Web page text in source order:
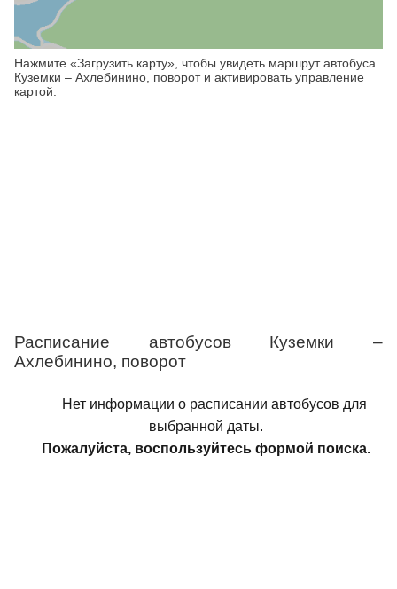
Нажмите «Загрузить карту», чтобы увидеть маршрут автобуса
Куземки – Ахлебинино, поворот и активировать управление
картой.
Расписание автобусов Куземки –
Ахлебинино, поворот
Нет информации о расписании автобусов для
выбранной даты.
Пожалуйста, воспользуйтесь формой поиска.